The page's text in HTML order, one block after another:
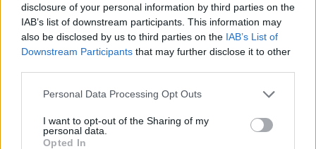
disclosure of your personal information by third parties on the
IAB’s list of downstream participants. This information may
also be disclosed by us to third parties on the IAB’s List of
Downstream Participants that may further disclose it to other
Personal Data Processing Opt Outs
I want to opt-out of the Sharing of my
personal data.
Opted In